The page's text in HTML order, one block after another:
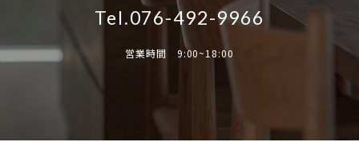
Tel.076-492-9966
営業時間 9:00~18:00